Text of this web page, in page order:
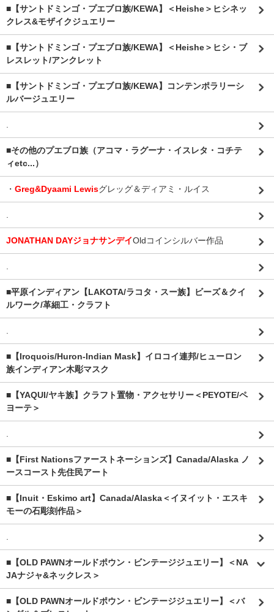
■【サントドミンゴ・プエブロ族/KEWA】＜Heishe＞ヒシネッ
クレス&モザイクジュエリー
■【サントドミンゴ・プエブロ族/KEWA】＜Heishe＞ヒシ・ブ
レスレット/アンクレット
■【サントドミンゴ・プエブロ族/KEWA】コンテンポラリーシ
ルバージュエリー
■その他のプエブロ族（アコマ・ラグーナ・イスレタ・コチテ
ィetc...）
・ Greg&Dyaami Lewisグレッグ＆ディアミ・ルイス
JONATHAN DAYジョナサンデイOldコインシルバー作品
■平原インディアン【LAKOTA/ラコタ・スー族】ビーズ＆クイ
ルワーク/革細工・クラフト
■【Iroquois/Huron-Indian Mask】イロコイ連邦/ヒューロン
族インディアン木彫マスク
■【YAQUI/ヤキ族】クラフト置物・アクセサリー＜PEYOTE/ペ
ヨーテ＞
■【First Nationsファーストネーションズ】Canada/Alaska ノ
ースコースト先住民アート
■【Inuit・Eskimo art】Canada/Alaska＜イヌイット・エスキ
モーの石彫刻作品＞
■【OLD PAWNオールドポウン・ビンテージジュエリー】＜NA
JAナジャ&ネックレス＞
■【OLD PAWNオールドポウン・ビンテージジュエリー】＜バ